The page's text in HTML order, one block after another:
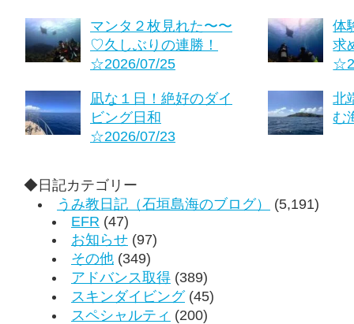
マンタ２枚見れた〜〜
♡久しぶりの連勝！
☆2026/07/25
体
求
凪な１日！絶好のダイ
ビング日和
☆2026/07/23
北
む
◆日記カテゴリー
うみ教日記（石垣島海のブログ）
(5,191)
EFR (47)
お知らせ (97)
その他 (349)
アドバンス取得 (389)
スキンダイビング(45)
スペシャルティ (200)